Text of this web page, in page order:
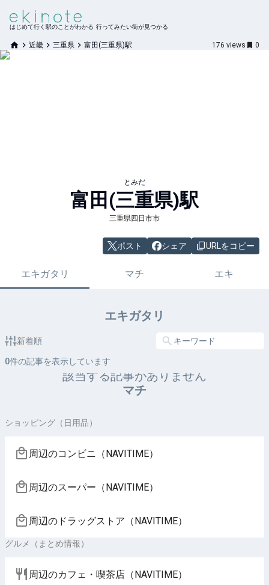
はじめて行く駅のことがわかる 行ってみたい街が見つかる
近畿 三重県 富田(三重県)駅 176 views 0
とみだ
富田(三重県)駅
三重県四日市市
ポスト シェア URLをコピー
エキガタリ マチ エキ
エキガタリ
新着順
0件の記事を表示しています
該当する記事がありません
マチ
ショッピング（日用品）
周辺のコンビニ（NAVITIME）
周辺のスーパー（NAVITIME）
周辺のドラッグストア（NAVITIME）
グルメ（まとめ情報）
周辺のカフェ・喫茶店（NAVITIME）